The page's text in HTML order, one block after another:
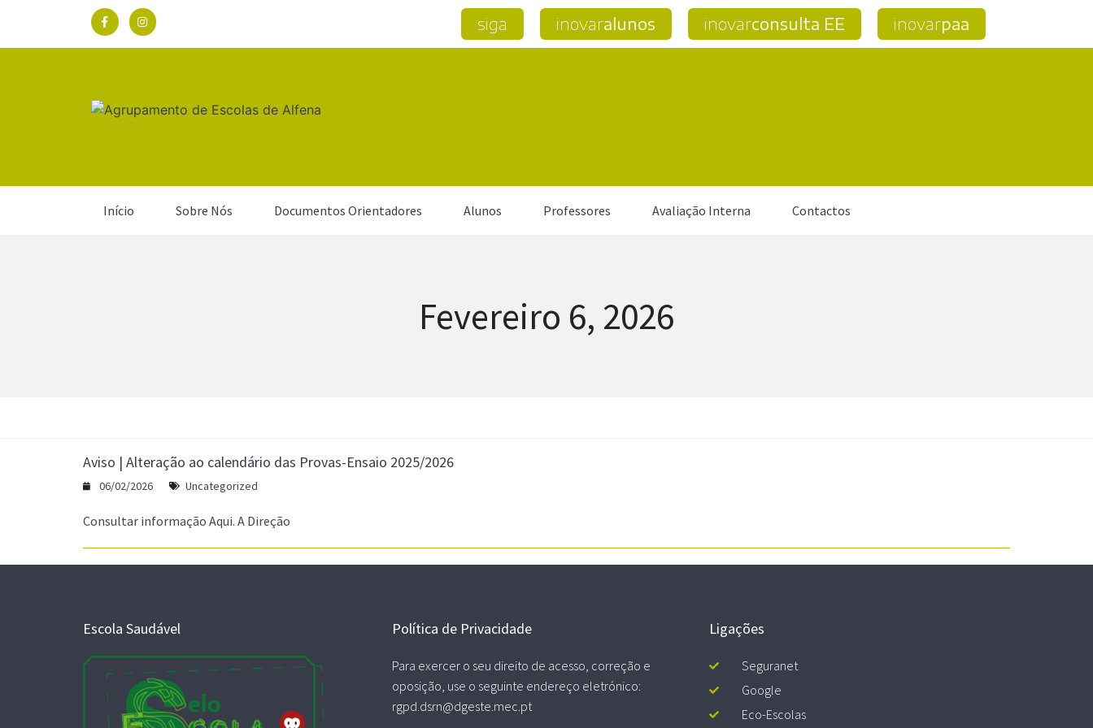
siga inovaralunos inovarconsulta EE inovarpaa
Início Sobre Nós Documentos Orientadores Alunos Professores Avaliação Interna Contactos
Fevereiro 6, 2026
Aviso | Alteração ao calendário das Provas-Ensaio 2025/2026
06/02/2026 Uncategorized
Consultar informação Aqui. A Direção
Escola Saudável Política de Privacidade
Para exercer o seu direito de acesso, correção e
oposição, use o seguinte endereço eletrónico:
rgpd.dsrn@dgeste.mec.pt
Ligações
Seguranet
Google
Eco-Escolas